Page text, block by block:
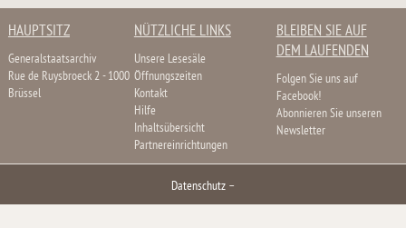
HAUPTSITZ
Generalstaatsarchiv
Rue de Ruysbroeck 2 - 1000
Brüssel
NÜTZLICHE LINKS
Unsere Lesesäle
Öffnungszeiten
Kontakt
Hilfe
Inhaltsübersicht
Partnereinrichtungen
BLEIBEN SIE AUF
DEM LAUFENDEN
Folgen Sie uns auf
Facebook!
Abonnieren Sie unseren
Newsletter
Datenschutz –